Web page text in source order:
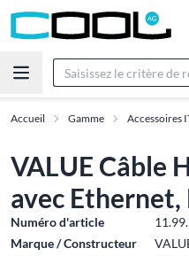
Accueil Gamme Accessoires
VALUE Câble
avec Ethernet,
Numéro d'article
Marque / Constructeur